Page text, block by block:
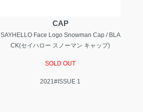
CAP
SAYHELLO Face Logo Snowman Cap / BLA
CK(セイハロー スノーマン キャップ)
SOLD OUT
2021#ISSUE 1